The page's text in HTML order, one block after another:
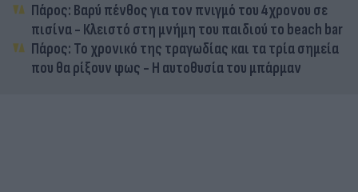
Πάρος: Βαρύ πένθος για τον πνιγμό του 4χρονου σε
πισίνα - Κλειστό στη μνήμη του παιδιού το beach bar
Πάρος: Το χρονικό της τραγωδίας και τα τρία σημεία
που θα ρίξουν φως - Η αυτοθυσία του μπάρμαν